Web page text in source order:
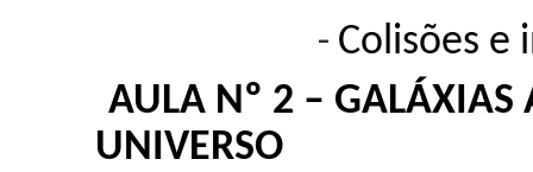
- Colisões e
AULA Nº 2 – GALÁXIAS
UNIVERSO